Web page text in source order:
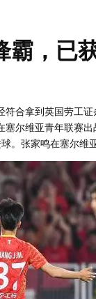
霸，已
合拿到英国劳工
尔维亚青年联赛
。张家鸣在塞尔维